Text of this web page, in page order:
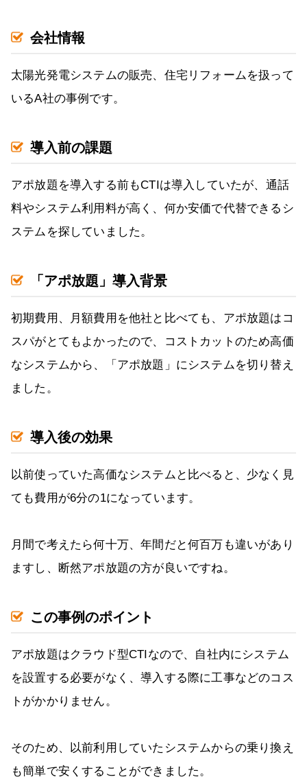
会社情報
太陽光発電システムの販売、住宅リフォームを扱って
いるA社の事例です。
導入前の課題
アポ放題を導入する前もCTIは導入していたが、通話
料やシステム利用料が高く、何か安価で代替できるシ
ステムを探していました。
「アポ放題」導入背景
初期費用、月額費用を他社と比べても、アポ放題はコ
スパがとてもよかったので、コストカットのため高価
なシステムから、「アポ放題」にシステムを切り替え
ました。
導入後の効果
以前使っていた高価なシステムと比べると、少なく見
ても費用が6分の1になっています。
月間で考えたら何十万、年間だと何百万も違いがあり
ますし、断然アポ放題の方が良いですね。
この事例のポイント
アポ放題はクラウド型CTIなので、自社内にシステム
を設置する必要がなく、導入する際に工事などのコス
トがかかりません。
そのため、以前利用していたシステムからの乗り換え
も簡単で安くすることができました。